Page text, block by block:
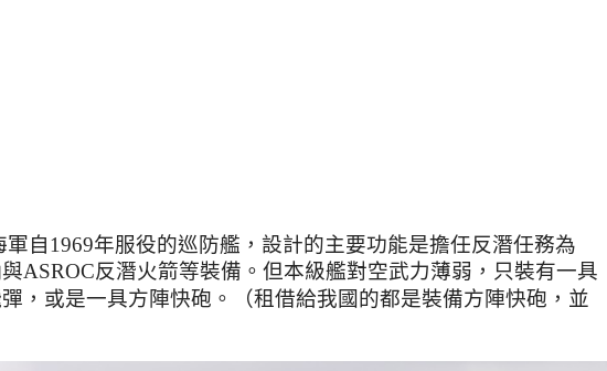
軍自1969年服役的巡防艦 ， 設計的主要功能是擔任反潛任務為
ASROC反潛火箭等裝備。但本級艦對空武力薄弱，只裝有一具
，或是一具方陣快砲 。（租借給我國的都是裝備方陣快砲，並